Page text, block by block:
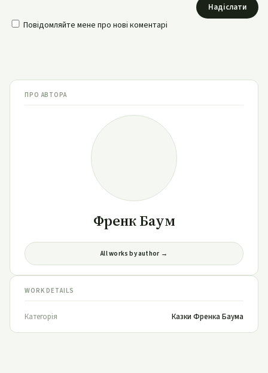
Надіслати
Повідомляйте мене про нові коментарі
ПРО АВТОРА
Френк Баум
All works by author →
WORK DETAILS
Категорія Казки Френка Баума